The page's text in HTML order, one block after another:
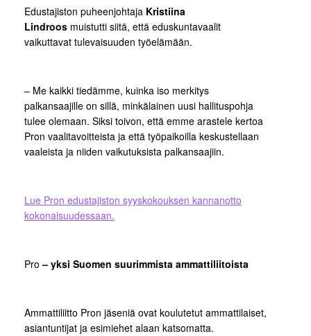
Edustajiston puheenjohtaja Kristiina
Lindroos muistutti siitä, että eduskuntavaalit
vaikuttavat tulevaisuuden työelämään.
– Me kaikki tiedämme, kuinka iso merkitys
palkansaajille on sillä, minkälainen uusi hallituspohja
tulee olemaan. Siksi toivon, että emme arastele kertoa
Pron vaalitavoitteista ja että työpaikoilla keskustellaan
vaaleista ja niiden vaikutuksista palkansaajiin.
Lue Pron edustajiston syyskokouksen kannanotto
kokonaisuudessaan.
Pro– yksi Suomen suurimmista ammattiliitoista
Ammattiliitto Pron jäseniä ovat koulutetut ammattilaiset,
asiantuntijat ja esimiehet alaan katsomatta.